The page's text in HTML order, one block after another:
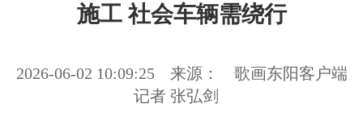
施工 社会车辆需绕行
2026-06-02 10:09:25 来源：
歌画东阳客户端
记者 张弘剑